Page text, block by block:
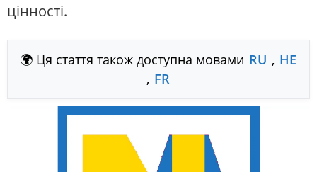
цінності.
🌍 Ця стаття також доступна мовами RU , HE
, FR